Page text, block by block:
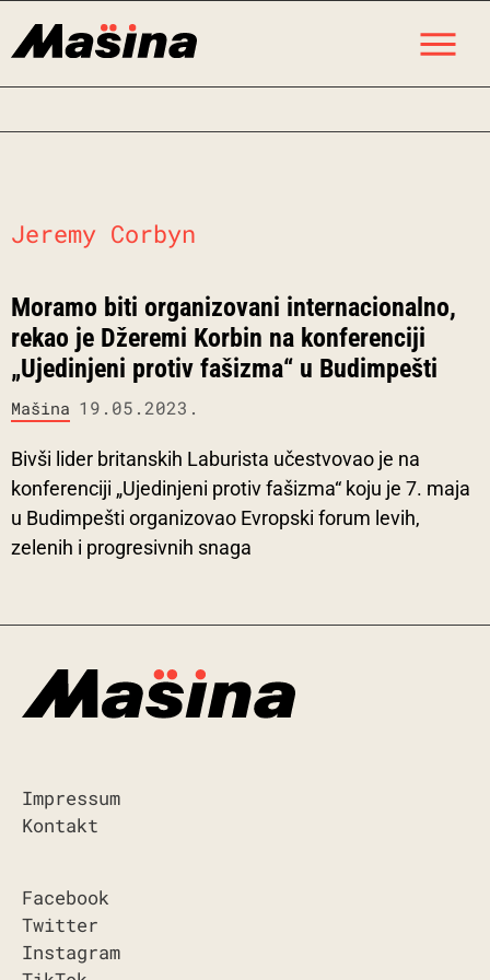
Jeremy Corbyn
Moramo biti organizovani internacionalno,
rekao je Džeremi Korbin na konferenciji
„Ujedinjeni protiv fašizma“ u Budimpešti
Mašina 19.05.2023.
Bivši lider britanskih Laburista učestvovao je na
konferenciji „Ujedinjeni protiv fašizma“ koju je 7. maja
u Budimpešti organizovao Evropski forum levih,
zelenih i progresivnih snaga
Impressum
Kontakt
Facebook
Twitter
Instagram